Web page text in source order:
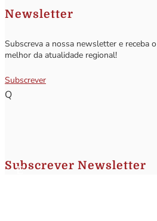
Newsletter
Subscreva a nossa newsletter e receba o
melhor da atualidade regional!
Subscrever
Q
Subscrever Newsletter